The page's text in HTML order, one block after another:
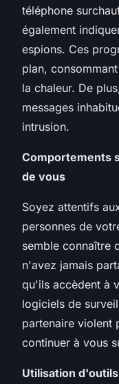
téléphone
également
espions. Ces
plan,
la chaleur. De
messages
intrusion.
Comportements
de vous
Soyez attentifs
personnes de
semble connaître
n'avez jamais
qu'ils accèdent à
logiciels de
partenaire violent
continuer à vous
Utilisation